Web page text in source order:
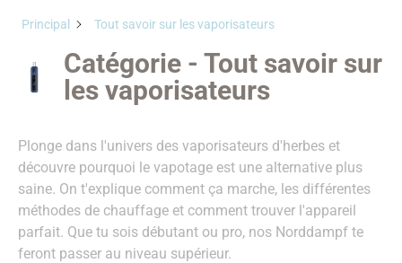
Principal Tout savoir sur les vaporisateurs
Catégorie - Tout savoir sur
les vaporisateurs
Plonge dans l'univers des vaporisateurs d'herbes et
découvre pourquoi le vapotage est une alternative plus
saine. On t'explique comment ça marche, les différentes
méthodes de chauffage et comment trouver l'appareil
parfait. Que tu sois débutant ou pro, nos Norddampf te
feront passer au niveau supérieur.